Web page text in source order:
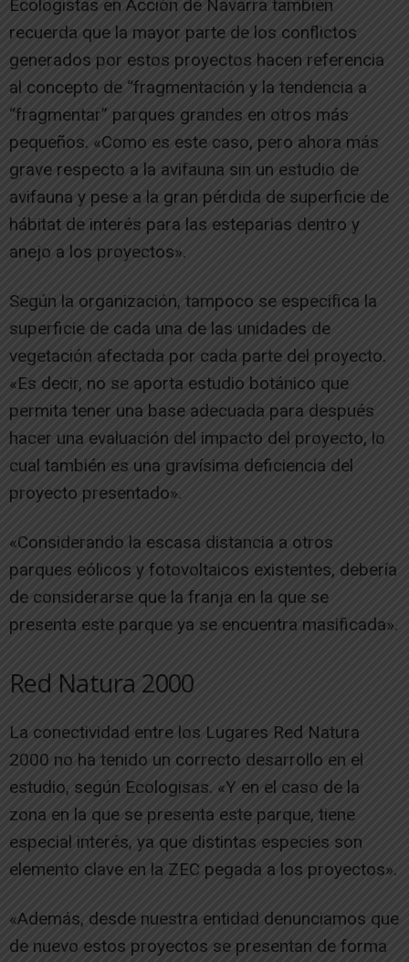
Ecologistas en Acción de Navarra también
recuerda que la mayor parte de los conflictos
generados por estos proyectos hacen referencia
al concepto de “fragmentación y la tendencia a
“fragmentar” parques grandes en otros más
pequeños. «Como es este caso, pero ahora más
grave respecto a la avifauna sin un estudio de
avifauna y pese a la gran pérdida de superficie de
hábitat de interés para las esteparias dentro y
anejo a los proyectos».
Según la organización, tampoco se especifica la
superficie de cada una de las unidades de
vegetación afectada por cada parte del proyecto.
«Es decir, no se aporta estudio botánico que
permita tener una base adecuada para después
hacer una evaluación del impacto del proyecto, lo
cual también es una gravísima deficiencia del
proyecto presentado».
«Considerando la escasa distancia a otros
parques eólicos y fotovoltaicos existentes, debería
de considerarse que la franja en la que se
presenta este parque ya se encuentra masificada».
Red Natura 2000
La conectividad entre los Lugares Red Natura
2000 no ha tenido un correcto desarrollo en el
estudio, según Ecologisas. «Y en el caso de la
zona en la que se presenta este parque, tiene
especial interés, ya que distintas especies son
elemento clave en la ZEC pegada a los proyectos».
«Además, desde nuestra entidad denunciamos que
de nuevo estos proyectos se presentan de forma